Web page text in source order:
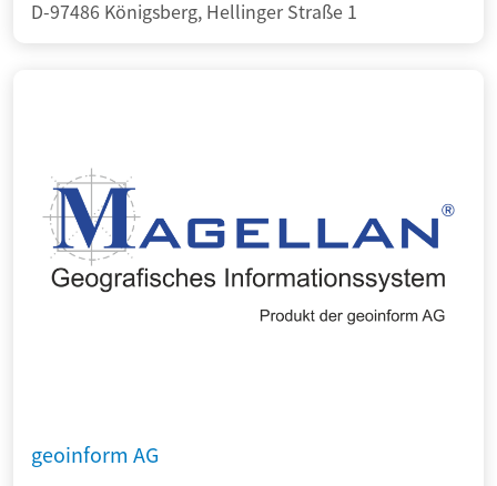
D-97486 Königsberg, Hellinger Straße 1
geoinform AG